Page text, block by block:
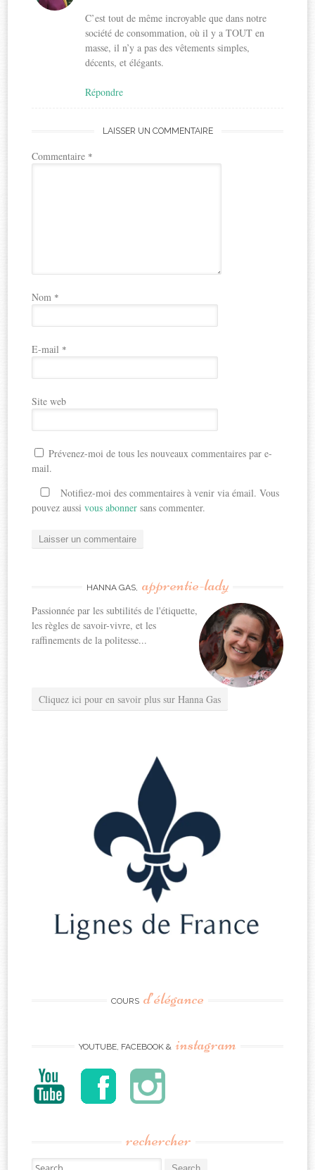
C’est tout de même incroyable que dans notre
société de consommation, où il y a TOUT en
masse, il n’y a pas des vêtements simples,
décents, et élégants.
Répondre
LAISSER UN COMMENTAIRE
Commentaire *
Nom *
E-mail *
Site web
Prévenez-moi de tous les nouveaux commentaires par e-
mail.
Notifiez-moi des commentaires à venir via émail. Vous
pouvez aussivous abonner sans commenter.
HANNA GAS, apprentie-lady
Passionnée par les subtilités de l'étiquette,
les règles de savoir-vivre, et les
raffinements de la politesse...
Cliquez ici pour en savoir plus sur Hanna Gas
COURS d’élégance
YOUTUBE, FACEBOOK & instagram
rechercher
Search